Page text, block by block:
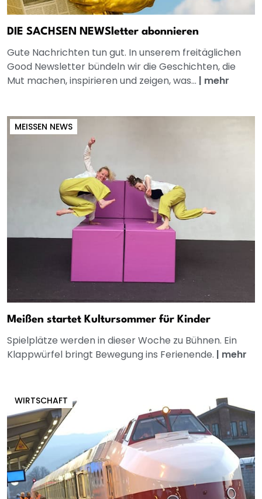
DIE SACHSEN NEWSletter abonnieren
Gute Nachrichten tun gut. In unserem freitäglichen
Good Newsletter bündeln wir die Geschichten, die
Mut machen, inspirieren und zeigen, was... | mehr
MEISSEN NEWS
Meißen startet Kultursommer für Kinder
Spielplätze werden in dieser Woche zu Bühnen. Ein
Klappwürfel bringt Bewegung ins Ferienende. | mehr
WIRTSCHAFT